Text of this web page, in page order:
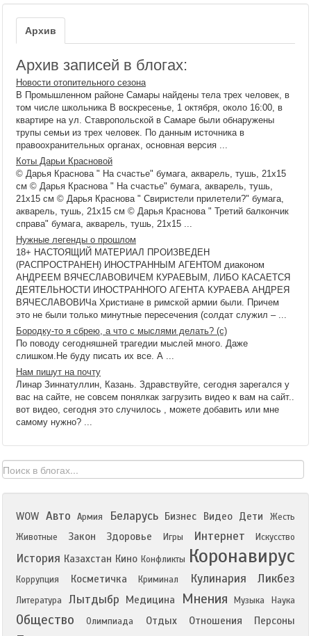
Архив
Архив записей в блогах:
Новости отопительного сезона
В Промышленном районе Самары найдены тела трех человек, в
том числе школьника В воскресенье, 1 октября, около 16:00, в
квартире на ул. Ставропольской в Самаре были обнаружены
трупы семьи из трех человек. По данным источника в
правоохранительных органах, основная версия ...
Коты Дарьи Красновой
© Дарья Краснова " На счастье" бумага, акварель, тушь, 21х15
см © Дарья Краснова " На счастье" бумага, акварель, тушь,
21х15 см © Дарья Краснова " Свиристели прилетели?" бумага,
акварель, тушь, 21х15 см © Дарья Краснова " Третий балкончик
справа" бумага, акварель, тушь, 21х15 ...
Нужные легенды о прошлом
18+ НАСТОЯЩИЙ МАТЕРИАЛ ПРОИЗВЕДЕН
(РАСПРОСТРАНЕН) ИНОСТРАННЫМ АГЕНТОМ диаконом
АНДРЕЕМ ВЯЧЕСЛАВОВИЧЕМ КУРАЕВЫМ, ЛИБО КАСАЕТСЯ
ДЕЯТЕЛЬНОСТИ ИНОСТРАННОГО АГЕНТА КУРАЕВА АНДРЕЯ
ВЯЧЕСЛАВОВИЧа Христиане в римской армии были. Причем
это не были только минутные пересечения (солдат служил – ...
Бородку-то я сбрею, а что с мыслями делать? (с)
По поводу сегодняшней трагедии мыслей много. Даже
слишком.Не буду писать их все. А ...
Нам пишут на почту
Линар Зиннатуллин, Казань. Здравствуйте, сегодня зарегался у
вас на сайте, не совсем понялкак загрузить видео к вам на сайт..
вот видео, сегодня это случилось , можете добавить или мне
самому нужно? ...
WOW Авто Армия Беларусь Бизнес Видео Дети
Жесть
Животные
Закон Здоровье Игры Интернет Искусство
История Казахстан Кино Конфликты Коронавирус
Коррупция Косметичка Криминал Кулинария Ликбез
Литература Лытдыбр Медицина Мнения Музыка Наука
Общество Олимпиада Отдых Отношения Персоны